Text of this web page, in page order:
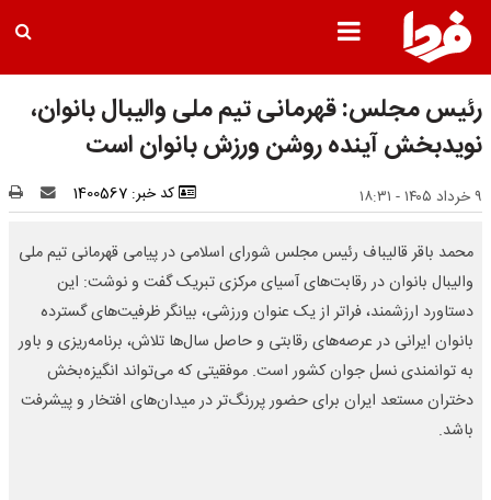
رئیس مجلس: قهرمانی تیم ملی والیبال بانوان،
نویدبخش آینده‌ روشن ورزش بانوان است
۹ خرداد ۱۴۰۵ - ۱۸:۳۱ کد خبر: 1400567
محمد باقر قالیباف رئیس مجلس شورای اسلامی در پیامی قهرمانی تیم ملی
والیبال بانوان در رقابت‌های آسیای مرکزی تبریک گفت و نوشت: این
دستاورد ارزشمند، فراتر از یک عنوان ورزشی، بیانگر ظرفیت‌های گسترده
بانوان ایرانی در عرصه‌های رقابتی و حاصل سال‌ها تلاش، برنامه‌ریزی و باور
به توانمندی نسل جوان کشور است. موفقیتی که می‌تواند انگیزه‌بخش
دختران مستعد ایران برای حضور پررنگ‌تر در میدان‌های افتخار و پیشرفت
باشد.